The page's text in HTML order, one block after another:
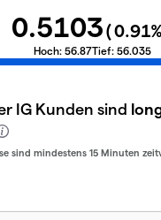
0.5103(0.91
Hoch: 56.87Tief: 56.035
IG Kunden sind
sind mindestens 15 Minuten